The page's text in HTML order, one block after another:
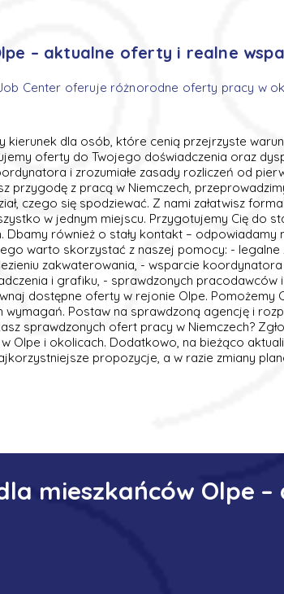
– aktualne oferty i realne
Center oferuje różnorodne oferty pracy w
kierunek dla osób, które cenią przejrzyste
oferty do Twojego doświadczenia oraz
i zrozumiałe zasady rozliczeń od
przygodę z pracą w Niemczech,
czego się spodziewać. Z nami załatwisz
w jednym miejscu. Przygotujemy Cię do
Dbamy również o stały kontakt – odpowiadamy
warto skorzystać z naszej pomocy: - legalne
zakwaterowania, - wsparcie
i grafiku, - sprawdzonych pracodawców
dostępne oferty w rejonie Olpe. Pomożemy
wymagań. Postaw na sprawdzoną agencję i
sprawdzonych ofert pracy w Niemczech?
Olpe i okolicach. Dodatkowo, na bieżąco
propozycje, a w razie zmiany
mieszkańców Olpe